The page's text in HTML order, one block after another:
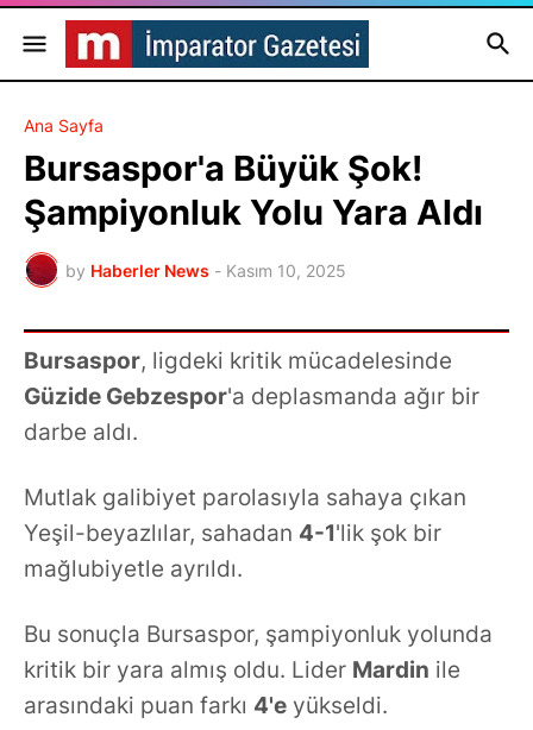
Ana Sayfa
Bursaspor'a Büyük Şok!
Şampiyonluk Yolu Yara Aldı
by Haberler News - Kasım 10, 2025
Bursaspor, ligdeki kritik mücadelesinde
Güzide Gebzespor'a deplasmanda ağır bir
darbe aldı.
Mutlak galibiyet parolasıyla sahaya çıkan
Yeşil-beyazlılar, sahadan 4-1'lik şok bir
mağlubiyetle ayrıldı.
Bu sonuçla Bursaspor, şampiyonluk yolunda
kritik bir yara almış oldu. Lider Mardin ile
arasındaki puan farkı 4'e yükseldi.